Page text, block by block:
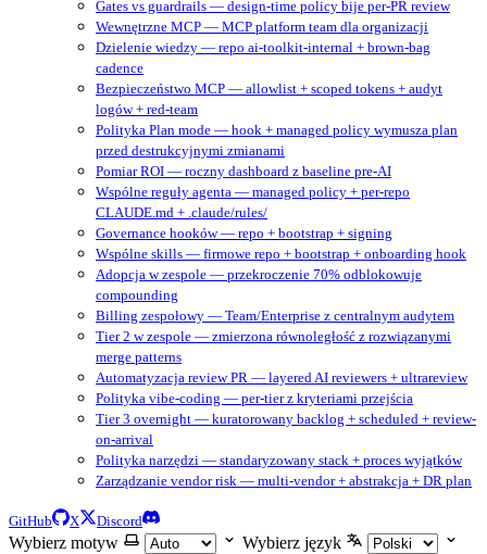
Gates vs guardrails — design-time policy bije per-PR review
Wewnętrzne MCP — MCP platform team dla organizacji
Dzielenie wiedzy — repo ai-toolkit-internal + brown-bag
cadence
Bezpieczeństwo MCP — allowlist + scoped tokens + audyt
logów + red-team
Polityka Plan mode — hook + managed policy wymusza plan
przed destrukcyjnymi zmianami
Pomiar ROI — roczny dashboard z baseline pre-AI
Wspólne reguły agenta — managed policy + per-repo
CLAUDE.md + .claude/rules/
Governance hooków — repo + bootstrap + signing
Wspólne skills — firmowe repo + bootstrap + onboarding hook
Adopcja w zespole — przekroczenie 70% odblokowuje
compounding
Billing zespołowy — Team/Enterprise z centralnym audytem
Tier 2 w zespole — zmierzona równoległość z rozwiązanymi
merge patterns
Automatyzacja review PR — layered AI reviewers + ultrareview
Polityka vibe-coding — per-tier z kryteriami przejścia
Tier 3 overnight — kuratorowany backlog + scheduled + review-
on-arrival
Polityka narzędzi — standaryzowany stack + proces wyjątków
Zarządzanie vendor risk — multi-vendor + abstrakcja + DR plan
GitHub X Discord
Wybierz motyw Wybierz język